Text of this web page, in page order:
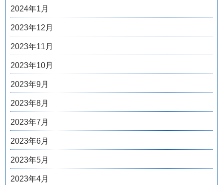
2024年1月
2023年12月
2023年11月
2023年10月
2023年9月
2023年8月
2023年7月
2023年6月
2023年5月
2023年4月